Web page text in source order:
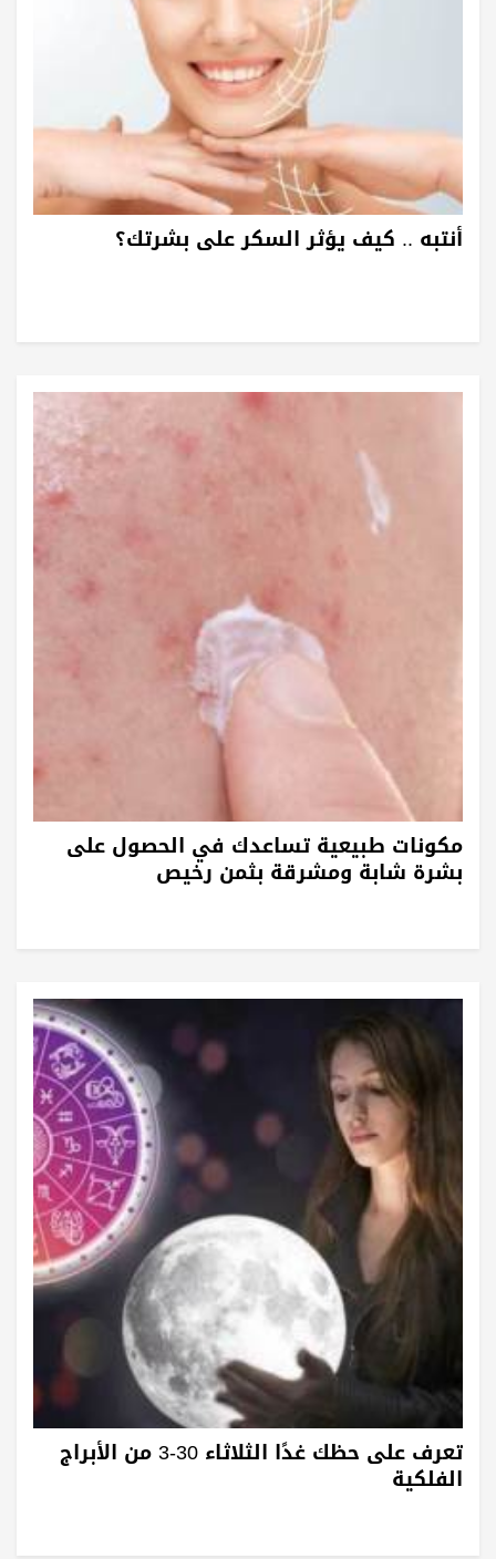
أنتبه .. كيف يؤثر السكر على بشرتك؟
مكونات طبيعية تساعدك في الحصول على
بشرة شابة ومشرقة بثمن رخيص
تعرف على حظك غدًا الثلاثاء 30-3 من الأبراج
الفلكية